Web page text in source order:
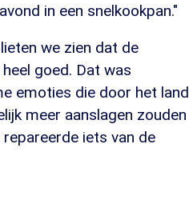
in een snelkookpan."
we zien dat de
goed. Dat was
emoties die door het land
meer aanslagen zouden
iets van de